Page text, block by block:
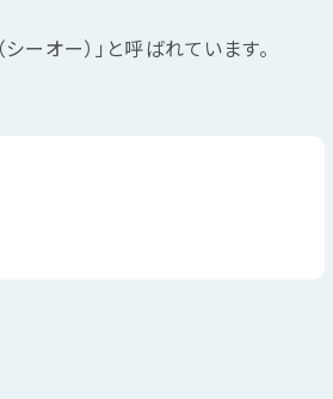
ーオー）」と呼ばれています。